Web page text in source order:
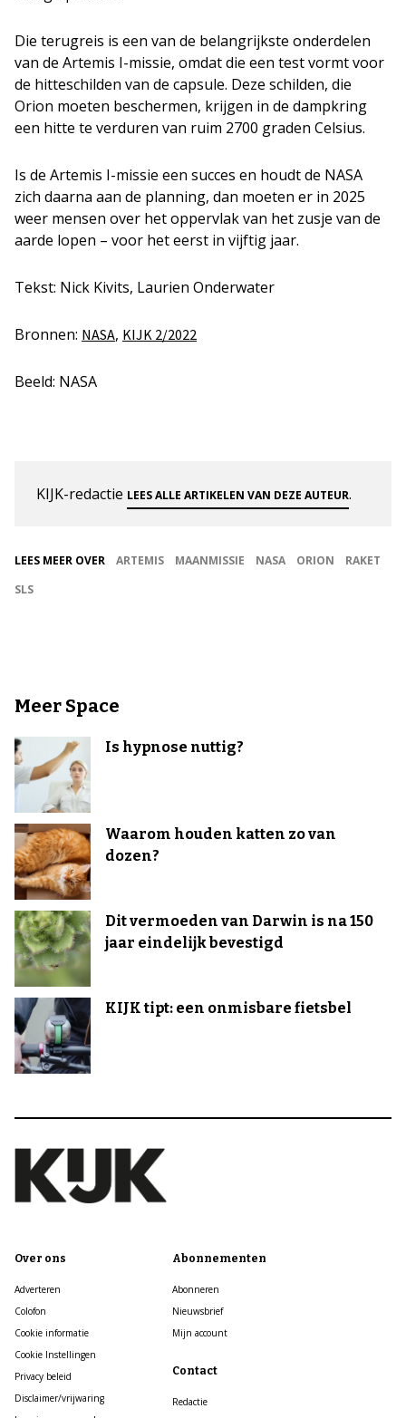
Die terugreis is een van de belangrijkste onderdelen
van de Artemis I-missie, omdat die een test vormt voor
de hitteschilden van de capsule. Deze schilden, die
Orion moeten beschermen, krijgen in de dampkring
een hitte te verduren van ruim 2700 graden Celsius.
Is de Artemis I-missie een succes en houdt de NASA
zich daarna aan de planning, dan moeten er in 2025
weer mensen over het oppervlak van het zusje van de
aarde lopen – voor het eerst in vijftig jaar.
Tekst: Nick Kivits, Laurien Onderwater
Bronnen: NASA, KIJK 2/2022
Beeld: NASA
KIJK-redactie LEES ALLE ARTIKELEN VAN DEZE AUTEUR.
LEES MEER OVER ARTEMIS MAANMISSIE NASA ORION
RAKET
SLS
Meer Space
Is hypnose nuttig?
Waarom houden katten zo van
dozen?
Dit vermoeden van Darwin is na 150
jaar eindelijk bevestigd
KIJK tipt: een onmisbare fietsbel
Over ons
Adverteren
Colofon
Cookie informatie
Cookie Instellingen
Privacy beleid
Disclaimer/vrijwaring
Abonnementen
Abonneren
Nieuwsbrief
Mijn account
Contact
Redactie